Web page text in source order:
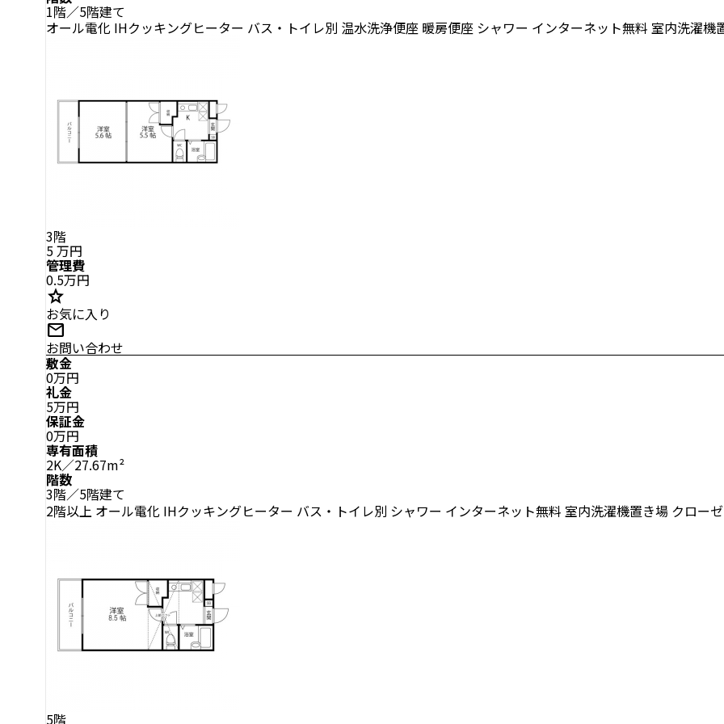
1階／5階建て
オール電化 IHクッキングヒーター バス・トイレ別 温水洗浄便座 暖房便座 シャワー インターネット無料 室内洗濯機
3階
5万円
管理費
0.5万円
star
お気に入り
mail
お問い合わせ
敷金
0万円
礼金
5万円
保証金
0万円
専有面積
2K／27.67m²
階数
3階／5階建て
2階以上 オール電化 IHクッキングヒーター バス・トイレ別 シャワー インターネット無料 室内洗濯機置き場 クロー
5階